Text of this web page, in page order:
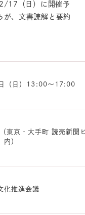
17（日）に開催予
が、文書読解と要約
（日）13:00〜17:00
東京・大手町 読売新聞
内）
化推進会議